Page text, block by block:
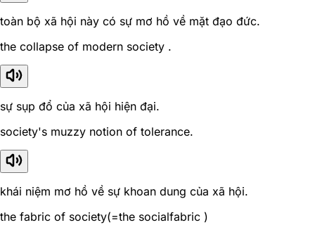
toàn bộ xã hội này có sự mơ hồ về mặt đạo đức.
the collapse of modern society .
sự sụp đổ của xã hội hiện đại.
society's muzzy notion of tolerance.
khái niệm mơ hồ về sự khoan dung của xã hội.
the fabric of society(=the socialfabric )